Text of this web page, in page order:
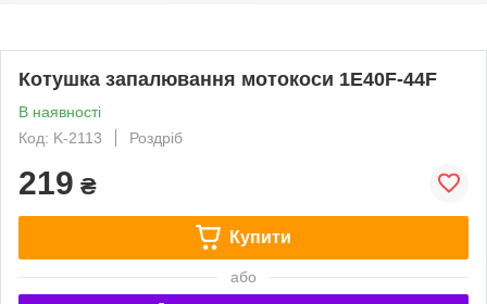
Котушка запалювання мотокоси 1E40F-44F
В наявності
Код: K-2113
Роздріб
219 ₴
Купити
або